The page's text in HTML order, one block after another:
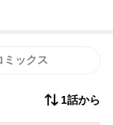
ミックス
1話から